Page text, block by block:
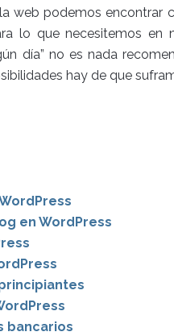
web podemos encontrar
lo que necesitemos en
día” no es nada
hay de que
en WordPress
bancarios